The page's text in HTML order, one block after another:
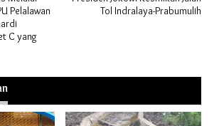
Pelalawan
C yang
Tol Indralaya-Prabumulih